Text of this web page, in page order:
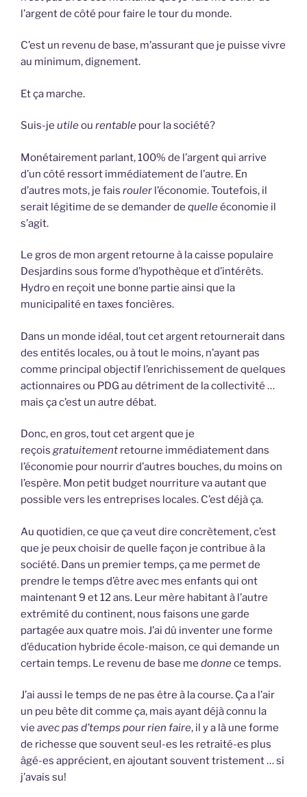
l’argent de côté pour faire le tour du monde.
C’est un revenu de base, m’assurant que je puisse vivre
au minimum, dignement.
Et ça marche.
Suis-je utileou rentable pour la société?
Monétairement parlant, 100% de l’argent qui arrive
d’un côté ressort immédiatement de l’autre. En
d’autres mots, je fais rouler l’économie. Toutefois, il
serait légitime de se demander de quelleéconomie il
s’agit.
Le gros de mon argent retourne à la caisse populaire
Desjardins sous forme d’hypothèque et d’intérêts.
Hydro en reçoit une bonne partie ainsi que la
municipalité en taxes foncières.
Dans un monde idéal, tout cet argent retournerait dans
des entités locales, ou à tout le moins, n’ayant pas
comme principal objectif l’enrichissement de quelques
actionnaires ou PDG au détriment de la collectivité …
mais ça c’est un autre débat.
Donc, en gros, tout cet argent que je
reçois gratuitement retourne immédiatement dans
l’économie pour nourrir d’autres bouches, du moins on
l’espère. Mon petit budget nourriture va autant que
possible vers les entreprises locales. C’est déjà ça.
Au quotidien, ce que ça veut dire concrètement, c’est
que je peux choisir de quelle façon je contribue à la
société. Dans un premier temps, ça me permet de
prendre le temps d’être avec mes enfants qui ont
maintenant 9 et 12 ans. Leur mère habitant à l’autre
extrémité du continent, nous faisons une garde
partagée aux quatre mois. J’ai dû inventer une forme
d’éducation hybride école-maison, ce qui demande un
certain temps. Le revenu de base me donnece temps.
J’ai aussi le temps de ne pas être à la course. Ça a l’air
un peu bête dit comme ça, mais ayant déjà connu la
vie avec pas d’temps pour rien faire, il y a là une forme
de richesse que souvent seul-es les retraité-es plus
âgé-es apprécient, en ajoutant souvent tristement … si
j’avais su!